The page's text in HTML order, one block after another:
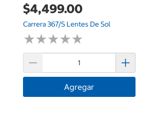
$4,499.00
Carrera 367/S Lentes De Sol
★★★★★
★★★★★
Agregar